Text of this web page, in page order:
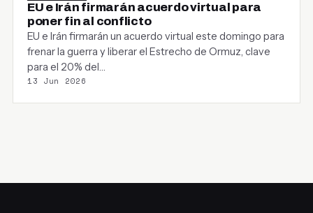
EU e Irán firmarán acuerdo virtual para
poner fin al conflicto
EU e Irán firmarán un acuerdo virtual este domingo para
frenar la guerra y liberar el Estrecho de Ormuz, clave
para el 20% del…
13 Jun 2026